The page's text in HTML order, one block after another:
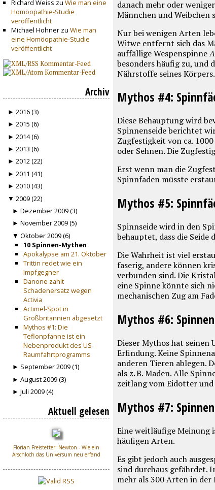
Richard Weiss zu Wie man eine
Homöopathie-Studie
veröffentlicht
Michael Hohner zu Wie man
eine Homöopathie-Studie
veröffentlicht
Archiv
► 2016 (3)
► 2015 (6)
► 2014 (6)
► 2013 (6)
► 2012 (22)
► 2011 (41)
► 2010 (43)
▼ 2009 (22)
► Dezember 2009 (3)
► November 2009 (5)
▼ Oktober 2009 (6)
10 Spinnen-Mythen
Apokalypse am 21. Oktober
Trittin redet wie ein
Impfgegner
Danone zahlt
Schadenersatz wegen
Activia
Actimel-Spot in
Großbritannien abgesetzt
Mythos #1: Die
Teflonpfanne ist ein
Nebenprodukt des US-
Raumfahrtprogramms
► September 2009 (1)
► August 2009 (3)
► Juli 2009 (4)
Aktuell gelesen
Florian Freistetter: Newton - Wie ein
Arschloch das Universum neu erfand
danach mehr oder
Männchen und Weibchen
Nur bei wenigen Arten
Witwe entfernt sich das
auffällige Wespenspinne
besonders häufig zu, und
Nährstoffe seines Körpers.
Mythos #4:
Diese Behauptung wird
Spinnenseide berichtet
Zugfestigkeit von ca. 1000
oder Sehnen. Die
Erst wenn man die
Spinnfaden müsste
Mythos #5:
Spinnseide wird in den
behauptet, dass die
Die Wahrheit ist viel
faserig, andere können
verbunden sind. Die
eine Spinne könnte sich
mechanischen Zug am
Mythos #6:
Dieser Mythos hat seinen
Erfindung. Keine
anderen Tieren ablegen.
als z. B. Maden. Alle
zeitlang vom Eidotter
Mythos #7:
Eine weitläufige Meinung
häufigen Arten.
Es gibt jedoch auch
sind durchaus gefährdet.
mehr als 300 Arten in der